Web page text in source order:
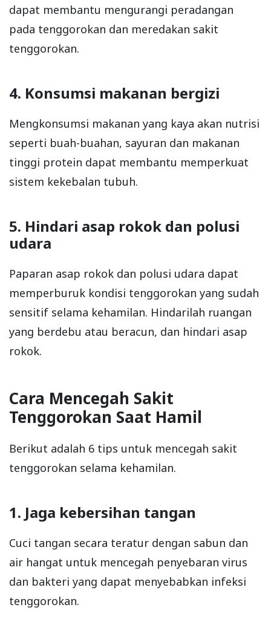
dapat membantu mengurangi peradangan
pada tenggorokan dan meredakan sakit
tenggorokan.
4. Konsumsi makanan bergizi
Mengkonsumsi makanan yang kaya akan nutrisi
seperti buah-buahan, sayuran dan makanan
tinggi protein dapat membantu memperkuat
sistem kekebalan tubuh.
5. Hindari asap rokok dan polusi
udara
Paparan asap rokok dan polusi udara dapat
memperburuk kondisi tenggorokan yang sudah
sensitif selama kehamilan. Hindarilah ruangan
yang berdebu atau beracun, dan hindari asap
rokok.
Cara Mencegah Sakit
Tenggorokan Saat Hamil
Berikut adalah 6 tips untuk mencegah sakit
tenggorokan selama kehamilan.
1. Jaga kebersihan tangan
Cuci tangan secara teratur dengan sabun dan
air hangat untuk mencegah penyebaran virus
dan bakteri yang dapat menyebabkan infeksi
tenggorokan.